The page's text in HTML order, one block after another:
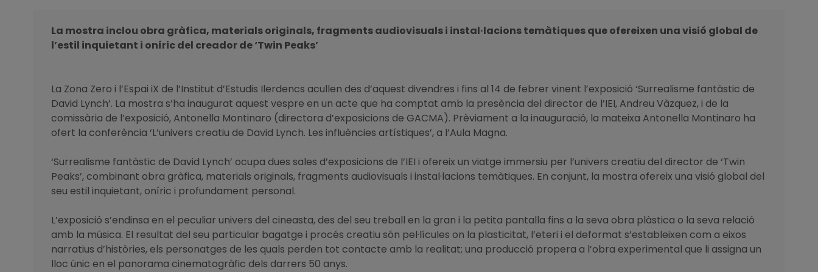
La mostra inclou obra gràfica, materials originals, fragments audiovisuals i instal·lacions temàtiques que ofereixen una visió global de
l’estil inquietant i oníric del creador de ‘Twin Peaks’
La Zona Zero i l’Espai iX de l’Institut d’Estudis Ilerdencs acullen des d’aquest divendres i fins al 14 de febrer vinent l’exposició ‘Surrealisme fantàstic de
David Lynch’. La mostra s’ha inaugurat aquest vespre en un acte que ha comptat amb la presència del director de l’IEI, Andreu Vàzquez, i de la
comissària de l’exposició, Antonella Montinaro (directora d’exposicions de GACMA). Prèviament a la inauguració, la mateixa Antonella Montinaro ha
ofert la conferència ‘L’univers creatiu de David Lynch. Les influències artístiques’, a l’Aula Magna.
‘Surrealisme fantàstic de David Lynch’ ocupa dues sales d’exposicions de l’IEI i ofereix un viatge immersiu per l’univers creatiu del director de ‘Twin
Peaks’, combinant obra gràfica, materials originals, fragments audiovisuals i instal·lacions temàtiques. En conjunt, la mostra ofereix una visió global del
seu estil inquietant, oníric i profundament personal.
L’exposició s’endinsa en el peculiar univers del cineasta, des del seu treball en la gran i la petita pantalla fins a la seva obra plàstica o la seva relació
amb la música. El resultat del seu particular bagatge i procés creatiu són pel·lícules on la plasticitat, l’eteri i el deformat s’estableixen com a eixos
narratius d’històries, els personatges de les quals perden tot contacte amb la realitat; una producció propera a l’obra experimental que li assigna un
lloc únic en el panorama cinematogràfic dels darrers 50 anys.